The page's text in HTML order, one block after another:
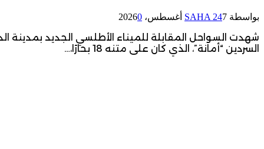
بواسطة SAHA 247 أغسطس، 2026 0
السردين “أمانة”، الذي كان على متنه 18 بحارًا،…